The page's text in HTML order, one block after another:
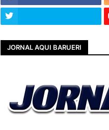
JORNAL AQUI BARUERI